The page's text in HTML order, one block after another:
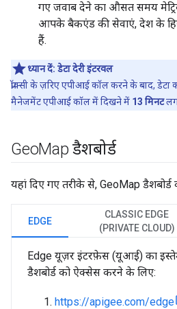
गए जवाब देने का औसत समय
आपके बैकएंड की सेवाएं, देश के
हैं.
ध्यान दें: डेटा देरी इंटरवल
प्रॉक्सी के ज़रिए एपीआई कॉल करने के बाद, डेटा
मैनेजमेंट एपीआई कॉल में दिखने में 13 मिनट
GeoMap डैशबोर्ड
यहां दिए गए तरीके से, GeoMap
EDGE
CLASSIC EDGE
(PRIVATE CLOUD)
Edge यूज़र इंटरफ़ेस (यूआई) का
डैशबोर्ड को ऐक्सेस करने के लिए:
https://apigee.com/edge